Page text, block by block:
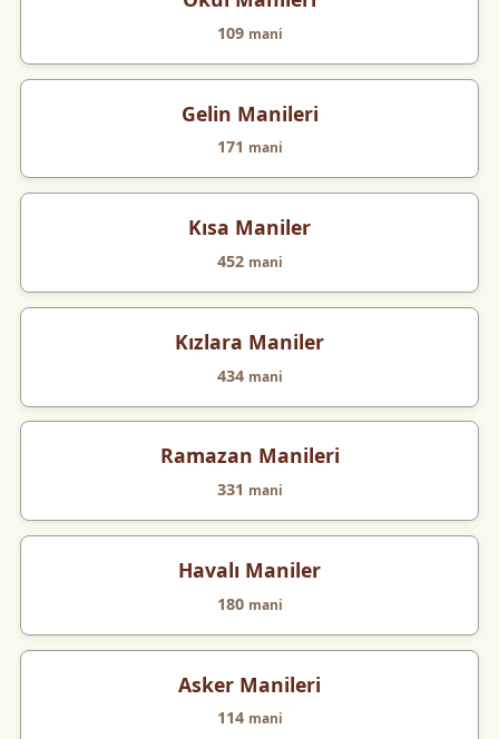
109 mani
Gelin Manileri
171 mani
Kısa Maniler
452 mani
Kızlara Maniler
434 mani
Ramazan Manileri
331 mani
Havalı Maniler
180 mani
Asker Manileri
114 mani